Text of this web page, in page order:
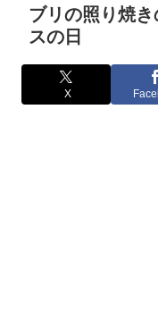
ブリの照り焼
スの日
X